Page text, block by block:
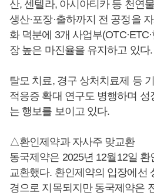
산, 센텔라, 아시아티카 등 천연
생산·포장·출하까지 전 공정을
화 덕분에 3개 사업부
장 높은 마진율을 유지하고 있다.
탈모 치료, 경구 상처치료제 등
적응증 확대 연구도 병행하며 성
는 행보를 보이고 있다.
△환인제약과 자사주 맞교환
동국제약은 2025년 12월12일
교환했다. 환인제약의 입장에선
경으로 지목되지만 동국제약은